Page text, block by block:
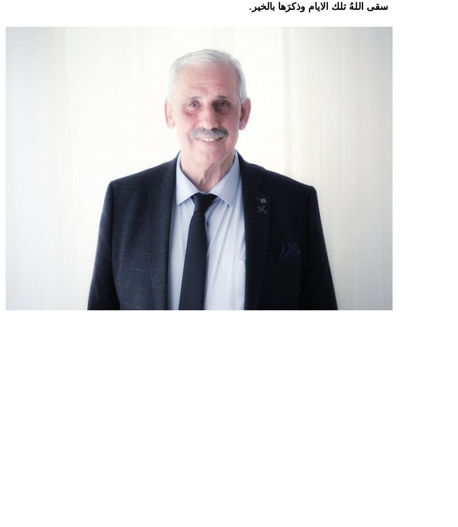
سقى اللهُ تلك الايام وذكرَها بالخير .